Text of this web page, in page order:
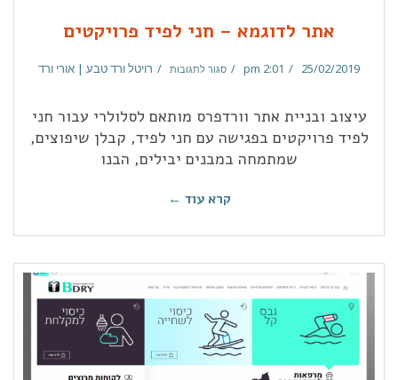
אתר לדוגמא – חני לפיד פרויקטים
25/02/2019
2:01 pm סגור לתגובות רויטל ורד טבע | אורי ורד
עיצוב ובניית אתר וורדפרס מותאם לסלולרי עבור חני
לפיד פרויקטים בפגישה עם חני לפיד, קבלן שיפוצים,
שמתמחה במבנים יבילים, הבנו
קרא עוד ←